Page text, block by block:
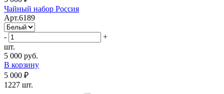
Чайный набор Россия
Арт.6189
-
+
шт.
5 000 руб.
В корзину
5 000 ₽
1227 шт.